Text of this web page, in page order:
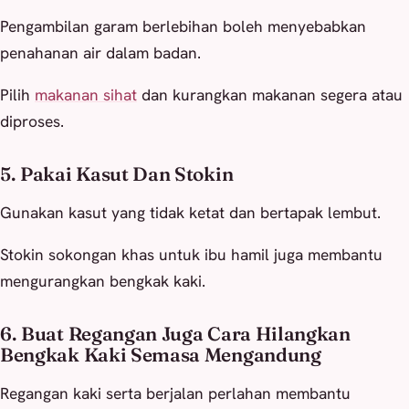
Pengambilan garam berlebihan boleh menyebabkan
penahanan air dalam badan.
Pilih makanan sihat dan kurangkan makanan segera atau
diproses.
5. Pakai Kasut Dan Stokin
Gunakan kasut yang tidak ketat dan bertapak lembut.
Stokin sokongan khas untuk ibu hamil juga membantu
mengurangkan bengkak kaki.
6. Buat Regangan Juga Cara Hilangkan
Bengkak Kaki Semasa Mengandung
Regangan kaki serta berjalan perlahan membantu